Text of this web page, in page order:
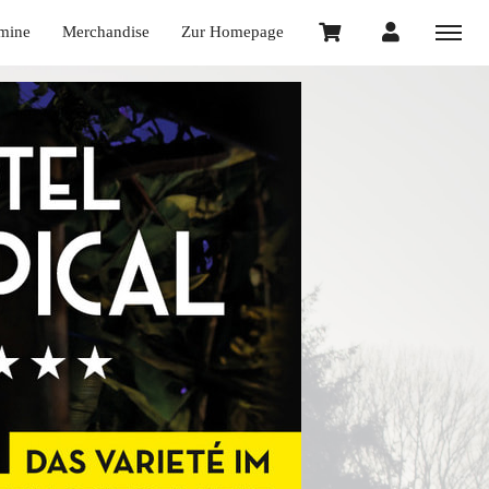
Merchandise Zur Homepage